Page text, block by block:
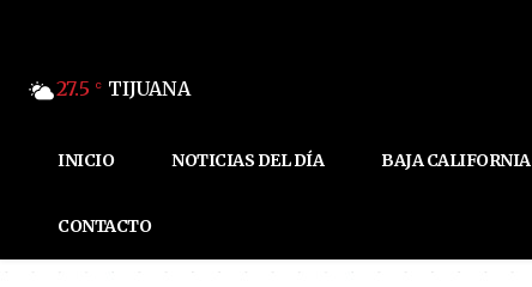
27.5 C TIJUANA
INICIO NOTICIAS DEL DÍA BAJA CALIFORNIA
CONTACTO